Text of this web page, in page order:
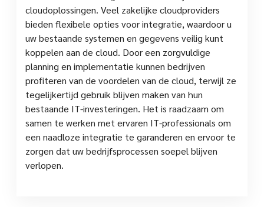
cloudoplossingen. Veel zakelijke cloudproviders
bieden flexibele opties voor integratie, waardoor u
uw bestaande systemen en gegevens veilig kunt
koppelen aan de cloud. Door een zorgvuldige
planning en implementatie kunnen bedrijven
profiteren van de voordelen van de cloud, terwijl ze
tegelijkertijd gebruik blijven maken van hun
bestaande IT-investeringen. Het is raadzaam om
samen te werken met ervaren IT-professionals om
een naadloze integratie te garanderen en ervoor te
zorgen dat uw bedrijfsprocessen soepel blijven
verlopen.